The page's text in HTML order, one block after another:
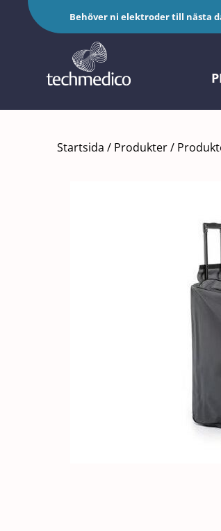
Fortsätt
Behöver ni elektroder till nästa
Startsida / Produkter/